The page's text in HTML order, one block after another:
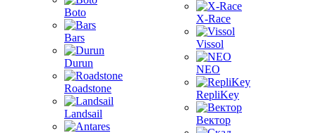
Boto
Bars
Durun
Roadstone
Landsail
X-Race
Vissol
NEO
RepliKey
Вектор